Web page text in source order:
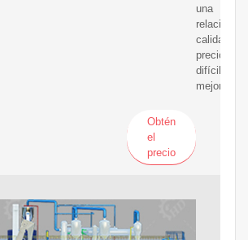
una
relación
calidad
precio
mejorable.
Obtén
el
precio